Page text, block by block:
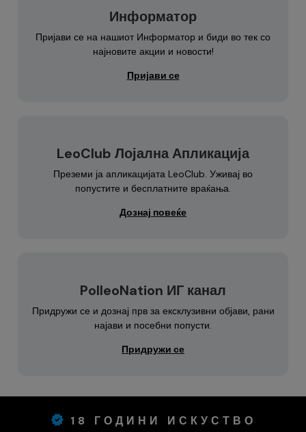
Информатор
Пријави се на нашиот Информатор и биди во тек со
најновите акции и новости!
Пријави се
LeoClub Лојална Апликација
Преземи ја апликацијата LeoClub. Уживај во
попустите и бесплатните враќања.
Дознај повеќе
PolleoNation ИГ канал
Придружи се и дознај прв за ексклузивни објави, рани
најави и посебни попусти.
Придружи се
18 ГОДИНИ ИСКУСТВО